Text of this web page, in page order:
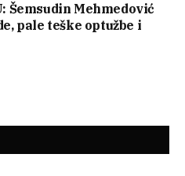
Šemsudin Mehmedović
pale teške optužbe i